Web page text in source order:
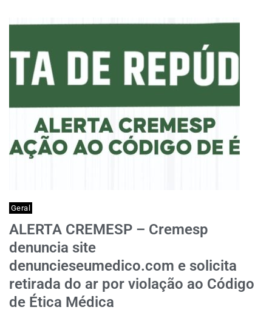
Geral
ALERTA CREMESP – Cremesp
denuncia site
denuncieseumedico.com e solicita
retirada do ar por violação ao Código
de Ética Médica